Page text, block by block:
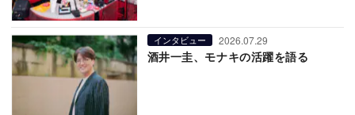
インタビュー 2026.07.29
酒井一圭、モナキの活躍を語る